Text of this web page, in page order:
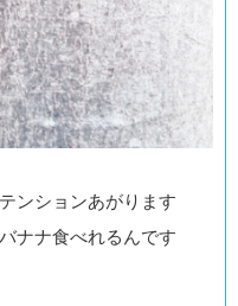
ンションあがります
ナナ食べれるんです